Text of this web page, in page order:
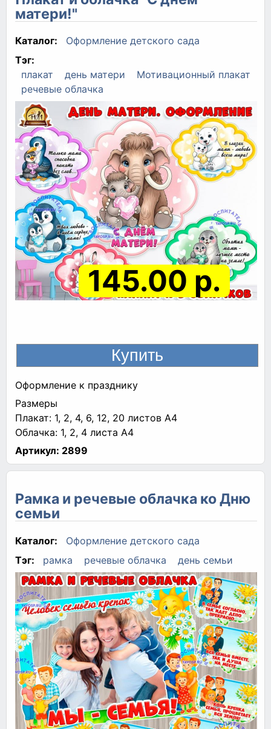
матери!"
Каталог:
Оформление детского сада
Тэг:
плакат
день матери
Мотивационный плакат
речевые облачка
145.00 р.
Оформление к празднику
Размеры
Плакат: 1, 2, 4, 6, 12, 20 листов A4
Облачка: 1, 2, 4 листа A4
Артикул: 2899
Рамка и речевые облачка ко Дню
семьи
Каталог:
Оформление детского сада
Тэг:
рамка речевые облачка день семьи